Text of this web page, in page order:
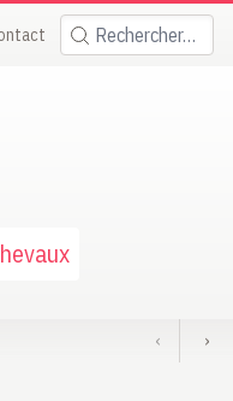
Rechercher:
‹ ›